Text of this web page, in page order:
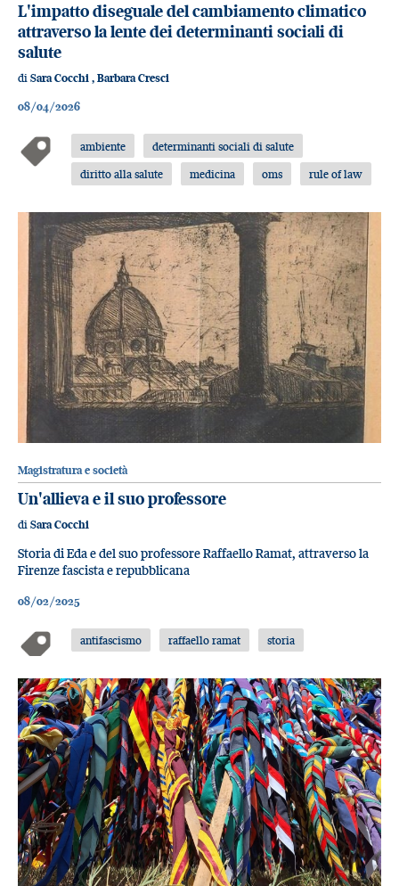
L'impatto diseguale del cambiamento climatico
attraverso la lente dei determinanti sociali di
salute
di Sara Cocchi , Barbara Cresci
08/04/2026
ambiente
determinanti sociali di salute
diritto alla salute
medicina oms rule of law
Magistratura e società
Un'allieva e il suo professore
di Sara Cocchi
Storia di Eda e del suo professore Raffaello Ramat, attraverso la
Firenze fascista e repubblicana
08/02/2025
antifascismo raffaello ramat storia